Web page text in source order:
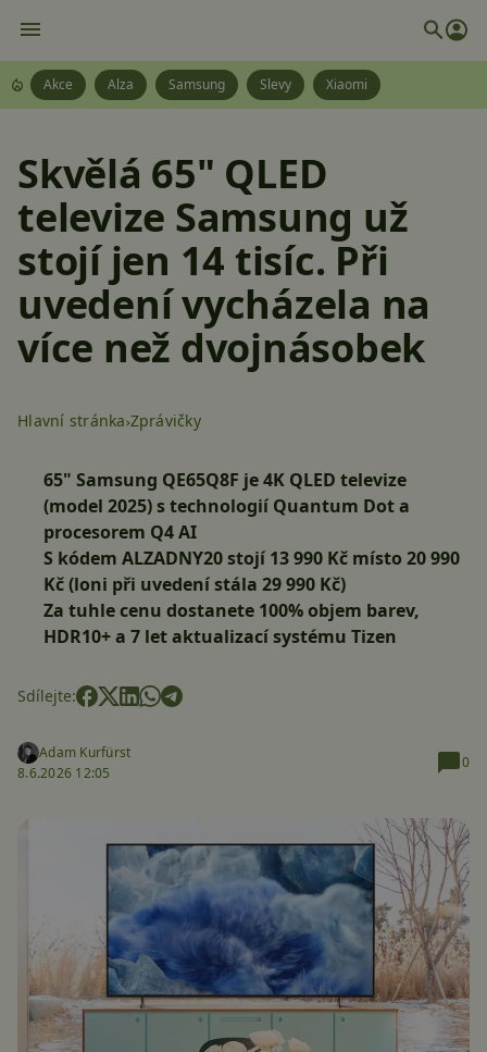
Akce Alza Samsung Slevy Xiaomi
Skvělá 65" QLED
televize Samsung už
stojí jen 14 tisíc. Při
uvedení vycházela na
více než dvojnásobek
Hlavní stránka Zprávičky
65" Samsung QE65Q8F je 4K QLED televize
(model 2025) s technologií Quantum Dot a
procesorem Q4 AI
S kódem ALZADNY20 stojí 13 990 Kč místo 20 990
Kč (loni při uvedení stála 29 990 Kč)
Za tuhle cenu dostanete 100% objem barev,
HDR10+ a 7 let aktualizací systému Tizen
Sdílejte:
Adam Kurfürst
8.6.2026 12:05
0